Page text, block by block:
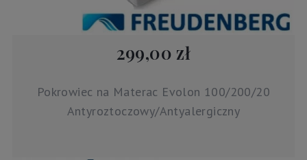
299,00 zł
Pokrowiec na Materac Evolon 100/200/20
Antyroztoczowy/Antyalergiczny